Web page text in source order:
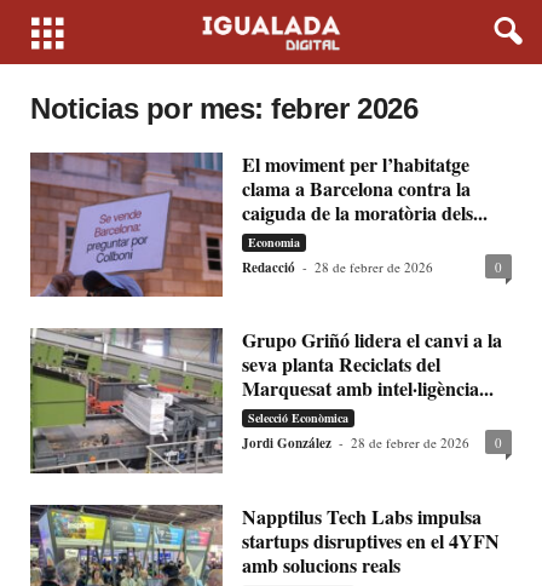
Noticias por mes: febrer 2026
El moviment per l’habitatge
clama a Barcelona contra la
caiguda de la moratòria dels...
Economia
Redacció - 28 de febrer de 2026 0
Grupo Griñó lidera el canvi a la
seva planta Reciclats del
Marquesat amb intel·ligència...
Selecció Econòmica
Jordi González - 28 de febrer de 2026 0
Napptilus Tech Labs impulsa
startups disruptives en el 4YFN
amb solucions reals